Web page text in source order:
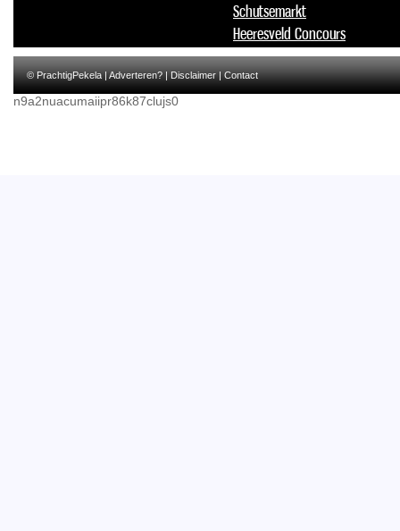
Schutsemarkt
Heeresveld Concours
© PrachtigPekela |Adverteren?|Disclaimer|Contact
n9a2nuacumaiipr86k87clujs0